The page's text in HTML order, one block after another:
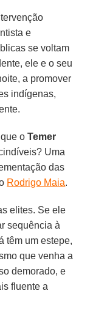
e
se voltam
ele e o seu
a promover
indígenas,
que oTemer
Uma
das
Rodrigo Maia.
elites. Se ele
sequência à
têm um estepe,
que venha a
demorado, e
fluente a